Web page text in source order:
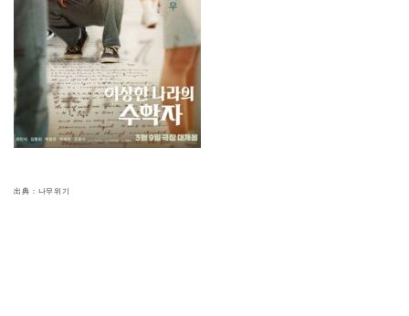
出典：나무위기